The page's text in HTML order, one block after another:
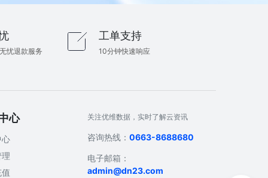
忧退款服务
工单支持
10分钟快速响应
心
心
关注优维数据，实时了解云资讯
咨询热线： 0663-8688680
电子邮箱：
admin@dn23.com